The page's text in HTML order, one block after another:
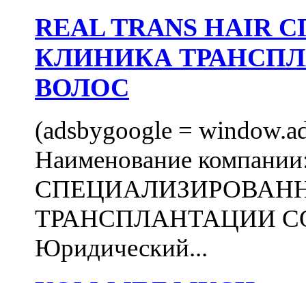
REAL TRANS
КЛИНИКА
ВОЛОС
(adsbygoogle =
Наименование
ТРАНСПЛАНТАЦИИ
Юридический...